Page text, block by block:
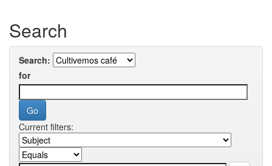
Search
Search:
for
Current filters: